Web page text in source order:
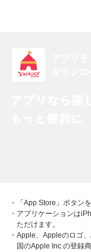
・「App Store」ボタン
・アプリケーションは
ただけます。
・Apple、Appleのロゴ
国のApple Inc.の登録商